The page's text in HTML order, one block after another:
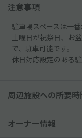
注意事項
駐車場スペースは一
土曜日が祝祭日、お
で、駐車可能です。
休日対応設定のある
周辺施設への所要時
オーナー情報